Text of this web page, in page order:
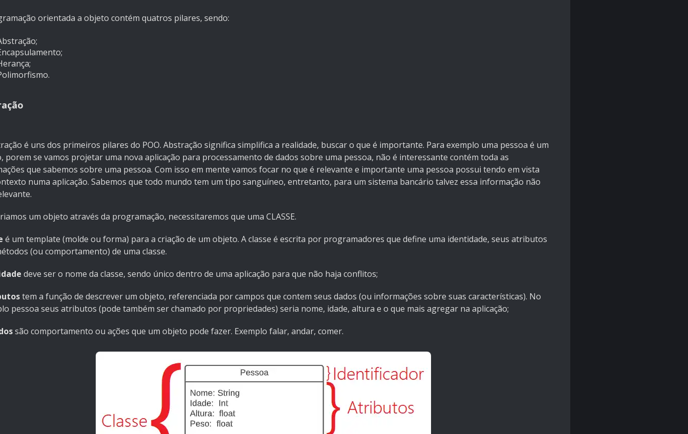
orientada a objeto contém quatros pilares, sendo:
é uns dos primeiros pilares do POO. Abstração significa simplifica a realidade, buscar o que é importante. Para exemplo uma pessoa é um
porem se vamos projetar uma nova aplicação para processamento de dados sobre uma pessoa, não é interessante contém toda as
que sabemos sobre uma pessoa. Com isso em mente vamos focar no que é relevante e importante uma pessoa possui tendo em vista
numa aplicação. Sabemos que todo mundo tem um tipo sanguíneo, entretanto, para um sistema bancário talvez essa informação não
um objeto através da programação, necessitaremos que uma CLASSE.
é um template (molde ou forma) para a criação de um objeto. A classe é escrita por programadores que define uma identidade, seus atributos
(ou comportamento) de uma classe.
deve ser o nome da classe, sendo único dentro de uma aplicação para que não haja conflitos;
tem a função de descrever um objeto, referenciada por campos que contem seus dados (ou informações sobre suas características). No
pessoa seus atributos (pode também ser chamado por propriedades) seria nome, idade, altura e o que mais agregar na aplicação;
são comportamento ou ações que um objeto pode fazer. Exemplo falar, andar, comer.